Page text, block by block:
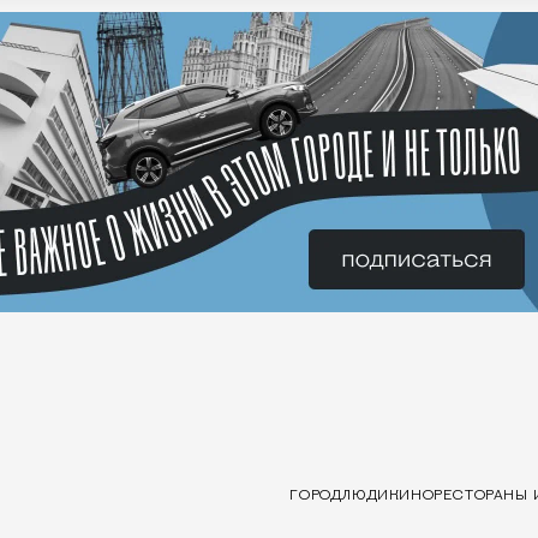
ГОРОДЛЮДИ КИНОРЕСТОРАНЫ